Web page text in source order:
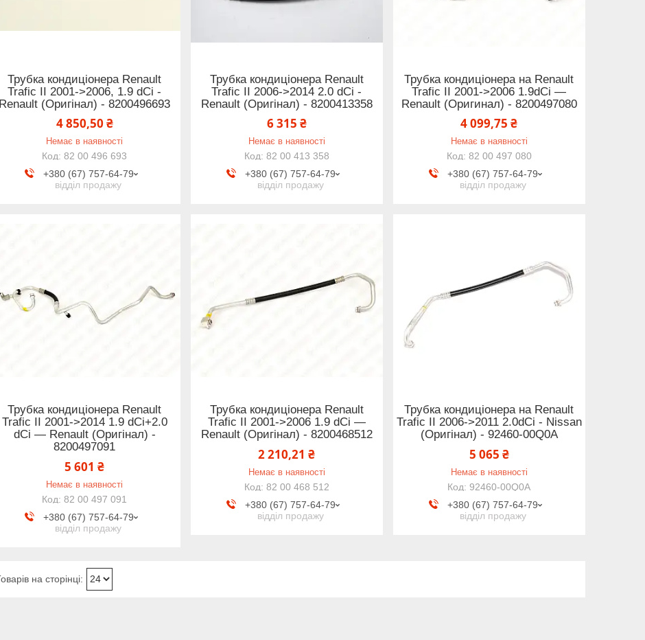
Трубка кондиціонера Renault
Trafic II 2001->2006, 1.9 dCi -
Renault (Оригінал) - 8200496693
4 850,50 ₴
Немає в наявності
82 00 496 693
+380 (67) 757-64-79
відділ продажу
Трубка кондиціонера Renault
Trafic II 2006->2014 2.0 dCi -
Renault (Оригінал) - 8200413358
6 315 ₴
Немає в наявності
82 00 413 358
+380 (67) 757-64-79
відділ продажу
Трубка кондиціонера на Renault
Trafic II 2001->2006 1.9dCi —
Renault (Оригинал) - 8200497080
4 099,75 ₴
Немає в наявності
82 00 497 080
+380 (67) 757-64-79
відділ продажу
Трубка кондиціонера Renault
Trafic II 2001->2014 1.9 dCi+2.0
dCi — Renault (Оригінал) -
8200497091
5 601 ₴
Немає в наявності
82 00 497 091
+380 (67) 757-64-79
відділ продажу
Трубка кондиціонера Renault
Trafic II 2001->2006 1.9 dCi —
Renault (Оригінал) - 8200468512
2 210,21 ₴
Немає в наявності
82 00 468 512
+380 (67) 757-64-79
відділ продажу
Трубка кондиціонера на Renault
Trafic II 2006->2011 2.0dCi - Nissan
(Оригінал) - 92460-00Q0A
5 065 ₴
Немає в наявності
92460-00Q0A
+380 (67) 757-64-79
відділ продажу